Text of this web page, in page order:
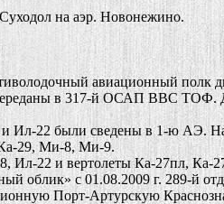
на аэр. Новонежино.
авиационный полк
в 317-й ОСАП ВВС ТОФ.
были сведены в 1-ю АЭ. На
Ка-29, Ми-8, Ми-9.
22 и вертолеты Ка-27пл, Ка-
облик» с 01.08.2009 г. 289-й
Порт-Артурскую